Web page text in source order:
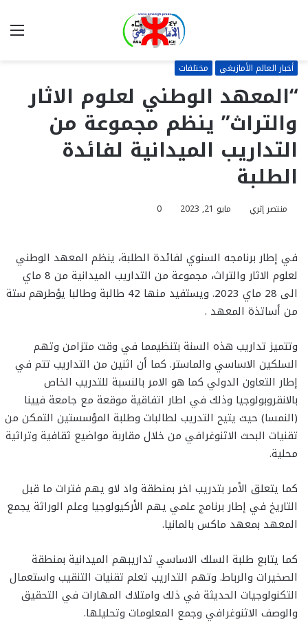
أخبار العالم الأمازيغي مختلفات
“المعهد الوطني لعلوم الاثار
والتراث” ينظم مجموعة من
التداريب الميدانية لفائدة
الطلبة
منتصر إثري مايو 21, 2023 0
في إطار برنامجه السنوي لفائدة الطلبة، ينظم المعهد الوطني
لعلوم الاثار والتراث، مجموعة من التداريب الميدانية من 8 ماي
الى 28 ماي 2023. ويستفيد منها 42 طالبة وطالبا يؤطرهم ستة
من أساتذة المعهد .
وتتميز تداريب هذه السنة بتنظيمما في وقت متزامن وتهم
السلكين الاساسي والماستر. كما أن اثنين من التداريب تتم في
إطار التعاون الدولي كما هو الامر بالنسبة للتدريب الخاص
بالانقروبولوجيا وذلك في اطار اتفاقية موقعة مع جامعة فيينا
(النمسا) حيث يتيح التدريب لطالبات وطلبة المؤسستين التمكن من
تقنيات البحث الاثنوغرافي من خلال مقاربة مواضيع ثقافية وتراثية
محلية.
كما يتعلق الأمر بتدريب اخر بمنطقة واد لاو يهم فترات ما قبل
التاريخ في إطار برنامج علمي يهم الأركيولوجيا وعلم الوراثة يجمع
المعهد بمعهد ماكس بالمانيا.
كما يتابع طلبة السلك الاساسي تداريبهم الميدانية بمنطقة
الصخيرات والرباط. وتهم التداريب تعلم تقنيات التنقيب واستعمال
التكنولوجيات الحديثة في ذلك وامتلاك المهارات في التحقيق
والوصف الاثنوغرافي وجمع المعلومات وتحليلها.